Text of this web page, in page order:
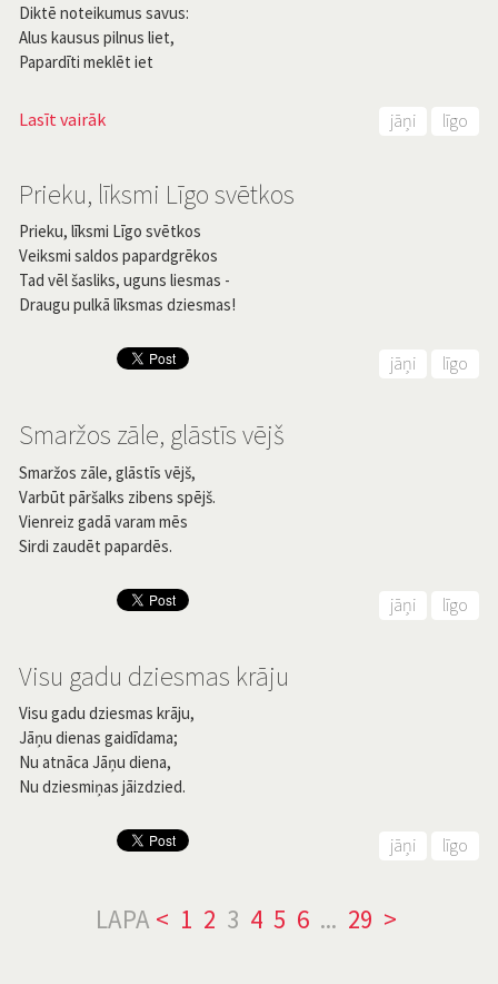
Diktē noteikumus savus:
Alus kausus pilnus liet,
Papardīti meklēt iet
Lasīt vairāk jāņi līgo
Prieku, līksmi Līgo svētkos
Prieku, līksmi Līgo svētkos
Veiksmi saldos papardgrēkos
Tad vēl šasliks, uguns liesmas -
Draugu pulkā līksmas dziesmas!
jāņi līgo
Smaržos zāle, glāstīs vējš
Smaržos zāle, glāstīs vējš,
Varbūt pāršalks zibens spējš.
Vienreiz gadā varam mēs
Sirdi zaudēt papardēs.
jāņi līgo
Visu gadu dziesmas krāju
Visu gadu dziesmas krāju,
Jāņu dienas gaidīdama;
Nu atnāca Jāņu diena,
Nu dziesmiņas jāizdzied.
jāņi līgo
LAPA < 1 2 3 4 5 6 ... 29 >